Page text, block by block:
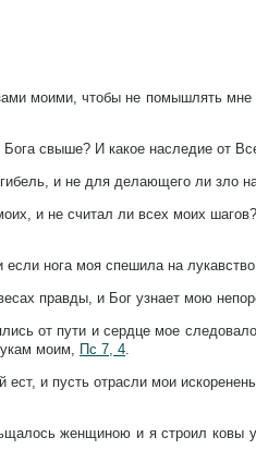
моими, чтобы не помышлять мне
Бога свыше? И какое наследие от
и не для делающего ли зло
и не считал ли всех моих шагов?
если нога моя спешила на
правды, и Бог узнает мою
от пути и сердце мое
моим, Пс 7, 4.
ест, и пусть отрасли мои
женщиною и я строил ковы